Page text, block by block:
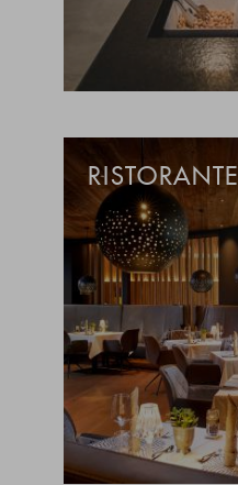
RISTORANTE